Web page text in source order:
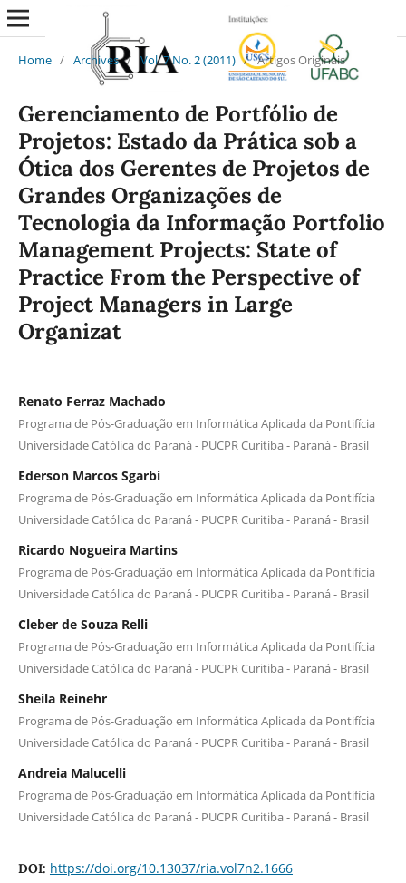
Home / Archives / Vol. 7 No. 2 (2011) / Artigos Originais
Gerenciamento de Portfólio de
Projetos: Estado da Prática sob a
Ótica dos Gerentes de Projetos de
Grandes Organizações de
Tecnologia da Informação Portfolio
Management Projects: State of
Practice From the Perspective of
Project Managers in Large
Organizat
Renato Ferraz Machado
Programa de Pós-Graduação em Informática Aplicada da Pontifícia
Universidade Católica do Paraná - PUCPR Curitiba - Paraná - Brasil
Ederson Marcos Sgarbi
Programa de Pós-Graduação em Informática Aplicada da Pontifícia
Universidade Católica do Paraná - PUCPR Curitiba - Paraná - Brasil
Ricardo Nogueira Martins
Programa de Pós-Graduação em Informática Aplicada da Pontifícia
Universidade Católica do Paraná - PUCPR Curitiba - Paraná - Brasil
Cleber de Souza Relli
Programa de Pós-Graduação em Informática Aplicada da Pontifícia
Universidade Católica do Paraná - PUCPR Curitiba - Paraná - Brasil
Sheila Reinehr
Programa de Pós-Graduação em Informática Aplicada da Pontifícia
Universidade Católica do Paraná - PUCPR Curitiba - Paraná - Brasil
Andreia Malucelli
Programa de Pós-Graduação em Informática Aplicada da Pontifícia
Universidade Católica do Paraná - PUCPR Curitiba - Paraná - Brasil
DOI: https://doi.org/10.13037/ria.vol7n2.1666